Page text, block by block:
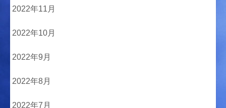
2022年11月
2022年10月
2022年9月
2022年8月
2022年7月